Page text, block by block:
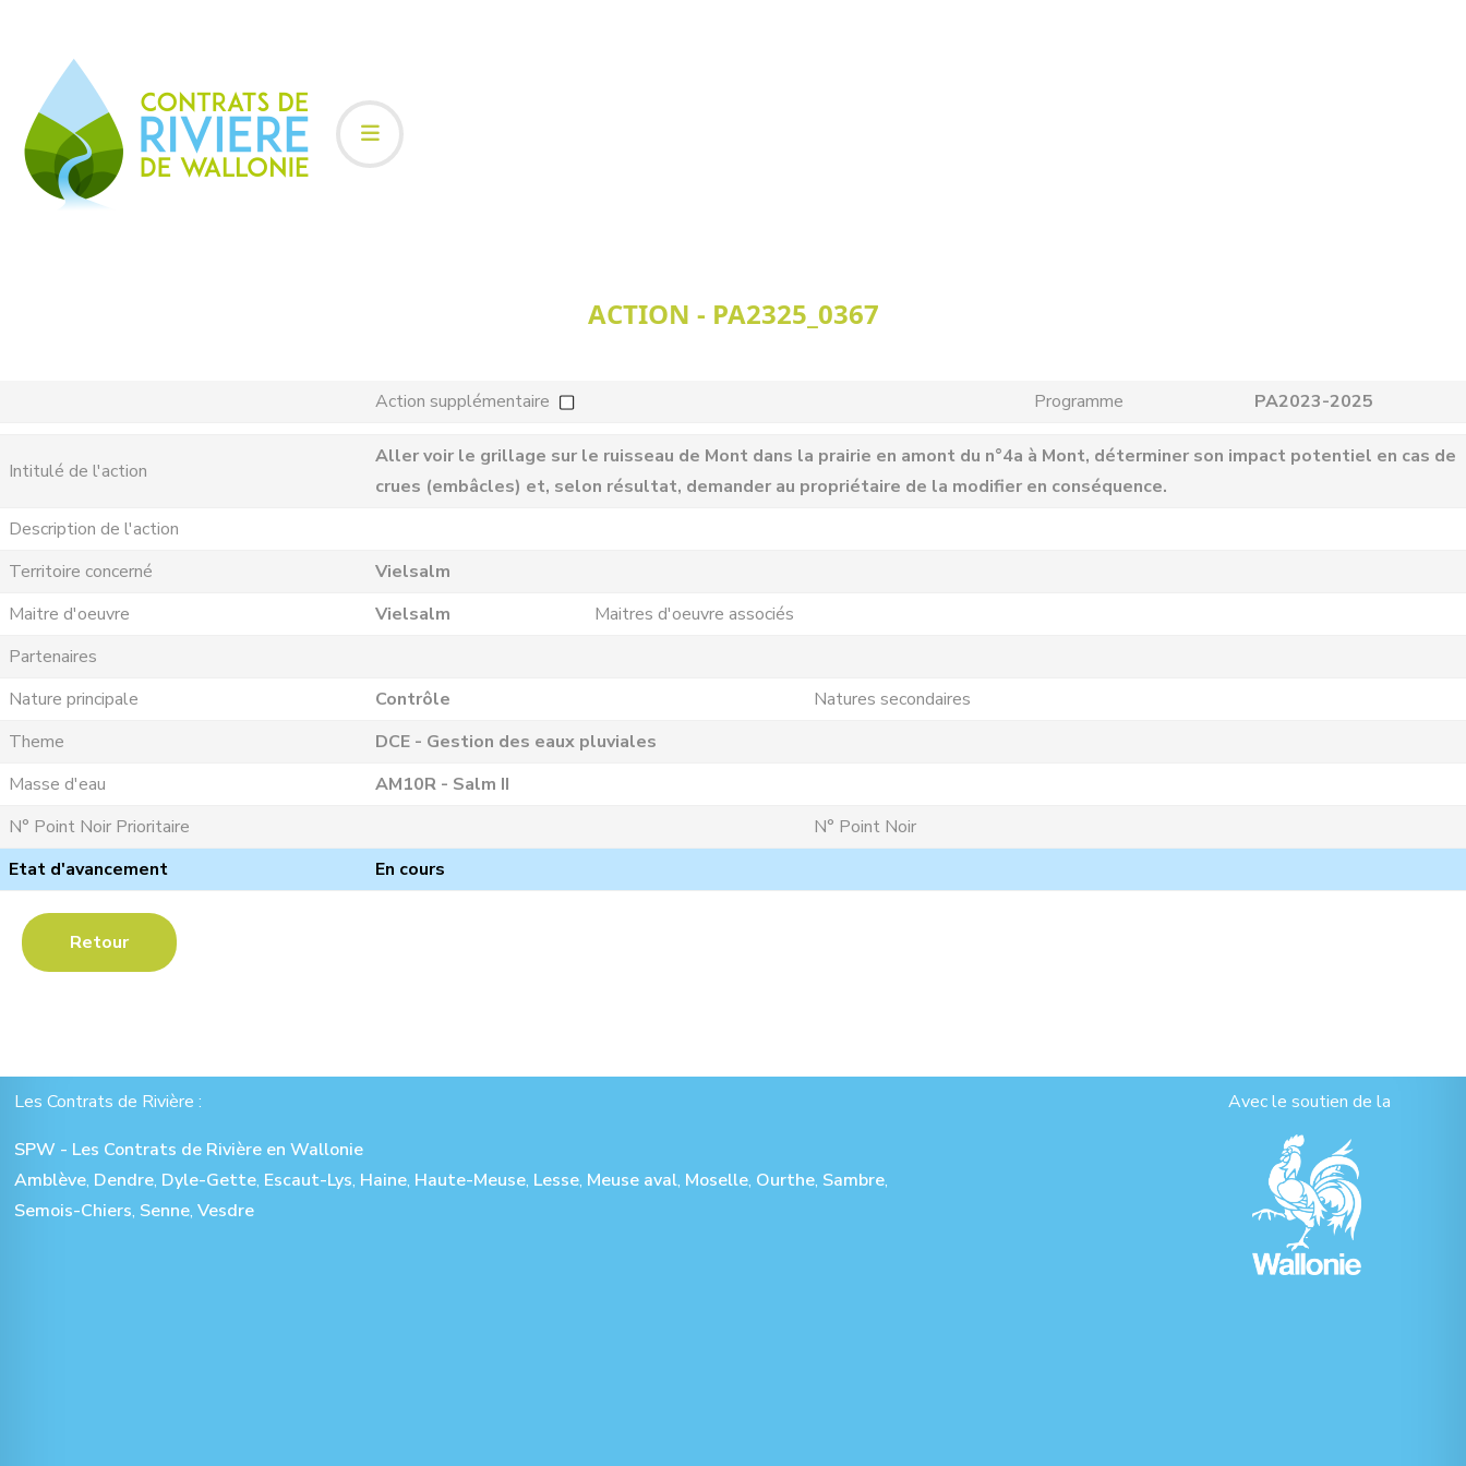
ACTION - PA2325_0367
Action supplémentaire Programme PA2023-2025
Intitulé de l'action
Aller voir le grillage sur le ruisseau de Mont dans la prairie en amont du n°4a à Mont, déterminer son impact potentiel en cas de
crues (embâcles) et, selon résultat, demander au propriétaire de la modifier en conséquence.
Description de l'action
Territoire concerné
Vielsalm
Maitre d'oeuvre
Vielsalm
Maitres d'oeuvre associés
Partenaires
Nature principale
Contrôle
Natures secondaires
Theme
DCE - Gestion des eaux pluviales
Masse d'eau
AM10R - Salm II
N° Point Noir Prioritaire
N° Point Noir
Etat d'avancement
En cours
Retour
Les Contrats de Rivière :
SPW - Les Contrats de Rivière en Wallonie
Amblève, Dendre, Dyle-Gette, Escaut-Lys, Haine, Haute-Meuse, Lesse, Meuse aval, Moselle, Ourthe, Sambre,
Semois-Chiers, Senne, Vesdre
Avec le soutien de la